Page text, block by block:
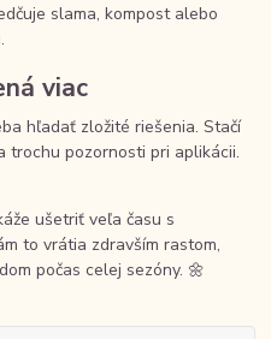
slama, kompost alebo
viac
hľadať zložité riešenia. Stačí
trochu pozornosti pri aplikácii.
ušetriť veľa času s
to vrátia zdravším rastom,
počas celej sezóny. 🌼